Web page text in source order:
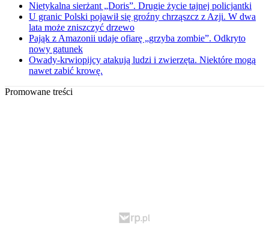
Nietykalna sierżant „Doris”. Drugie życie tajnej policjantki
U granic Polski pojawił się groźny chrząszcz z Azji. W dwa
lata może zniszczyć drzewo
Pająk z Amazonii udaje ofiarę „grzyba zombie”. Odkryto
nowy gatunek
Owady-krwiopijcy atakują ludzi i zwierzęta. Niektóre mogą
nawet zabić krowę.
Promowane treści